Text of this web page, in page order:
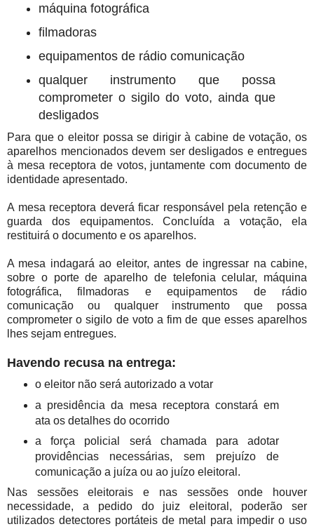
máquina fotográfica
filmadoras
equipamentos de rádio comunicação
qualquer instrumento que possa
comprometer o sigilo do voto, ainda que
desligados
Para que o eleitor possa se dirigir à cabine de votação, os
aparelhos mencionados devem ser desligados e entregues
à mesa receptora de votos, juntamente com documento de
identidade apresentado.
A mesa receptora deverá ficar responsável pela retenção e
guarda dos equipamentos. Concluída a votação, ela
restituirá o documento e os aparelhos.
A mesa indagará ao eleitor, antes de ingressar na cabine,
sobre o porte de aparelho de telefonia celular, máquina
fotográfica, filmadoras e equipamentos de rádio
comunicação ou qualquer instrumento que possa
comprometer o sigilo de voto a fim de que esses aparelhos
lhes sejam entregues.
Havendo recusa na entrega:
o eleitor não será autorizado a votar
a presidência da mesa receptora constará em
ata os detalhes do ocorrido
a força policial será chamada para adotar
providências necessárias, sem prejuízo de
comunicação a juíza ou ao juízo eleitoral.
Nas sessões eleitorais e nas sessões onde houver
necessidade, a pedido do juiz eleitoral, poderão ser
utilizados detectores portáteis de metal para impedir o uso